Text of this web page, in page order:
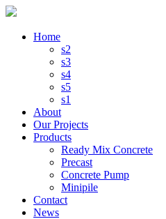
Home
s2
s3
s4
s5
s1
About
Our Projects
Products
Ready Mix Concrete
Precast
Concrete Pump
Minipile
Contact
News